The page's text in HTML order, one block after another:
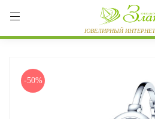
ВЕСЬ КАТАЛОГ
-50%